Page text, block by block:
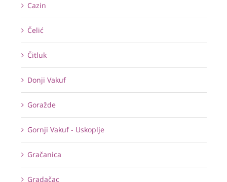
Cazin
Čelić
Čitluk
Donji Vakuf
Goražde
Gornji Vakuf - Uskoplje
Gračanica
Gradačac